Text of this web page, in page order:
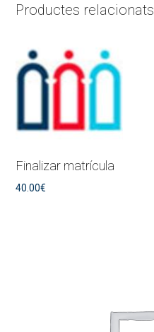
Productes relacionats
Finalizar matrícula
40.00€